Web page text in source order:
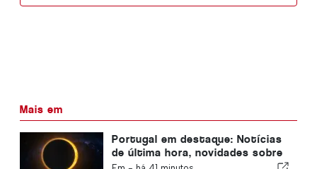
Mais em
Portugal em destaque: Notícias
de última hora, novidades sobre
viagens e as principais notícias